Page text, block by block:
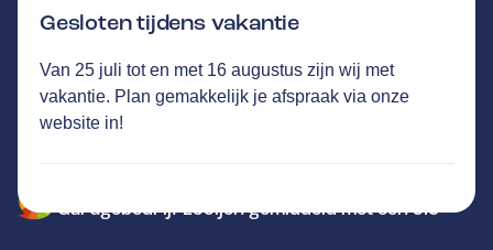
Gesloten tijdens vakantie
Van 25 juli tot en met 16 augustus zijn wij met
vakantie. Plan gemakkelijk je afspraak via onze
website in!
GARAGEBEDRIJF LOOIJEN
GA NAAR DE HOMEPAGINA
Route
Vandaag open tot 17:00 uur
Garagebedrijf Looijen gemiddeld met een 9.6